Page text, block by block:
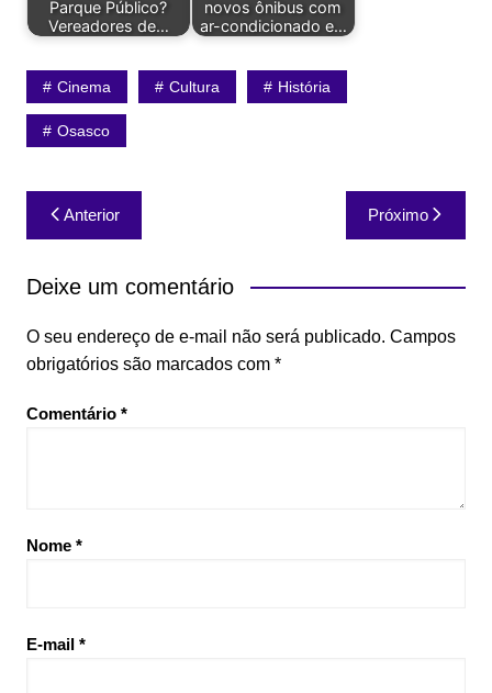
Parque Público?
Vereadores de…
novos ônibus com
ar-condicionado e…
Cinema Cultura História
Osasco
Navegação
de
Post
Anterior Próximo
Deixe um comentário
O seu endereço de e-mail não será publicado. Campos
obrigatórios são marcados com *
Comentário *
Nome *
E-mail *